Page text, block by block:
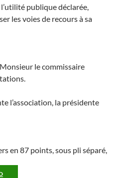
publique déclarée,
les voies de recours à sa
le commissaire
l’association, la présidente
en 87 points, sous pli séparé,